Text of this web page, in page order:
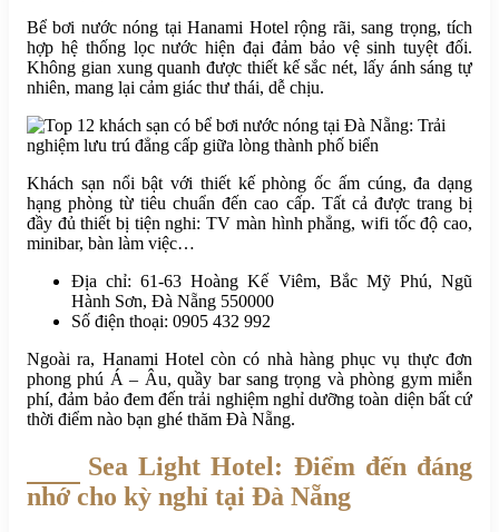
Bể bơi nước nóng tại Hanami Hotel rộng rãi, sang trọng, tích
hợp hệ thống lọc nước hiện đại đảm bảo vệ sinh tuyệt đối.
Không gian xung quanh được thiết kế sắc nét, lấy ánh sáng tự
nhiên, mang lại cảm giác thư thái, dễ chịu.
Khách sạn nổi bật với thiết kế phòng ốc ấm cúng, đa dạng
hạng phòng từ tiêu chuẩn đến cao cấp. Tất cả được trang bị
đầy đủ thiết bị tiện nghi: TV màn hình phẳng, wifi tốc độ cao,
minibar, bàn làm việc…
Địa chỉ: 61-63 Hoàng Kế Viêm, Bắc Mỹ Phú, Ngũ
Hành Sơn, Đà Nẵng 550000
Số điện thoại: 0905 432 992
Ngoài ra, Hanami Hotel còn có nhà hàng phục vụ thực đơn
phong phú Á – Âu, quầy bar sang trọng và phòng gym miễn
phí, đảm bảo đem đến trải nghiệm nghỉ dưỡng toàn diện bất cứ
thời điểm nào bạn ghé thăm Đà Nẵng.
Sea Light Hotel: Điểm đến đáng
nhớ cho kỳ nghỉ tại Đà Nẵng